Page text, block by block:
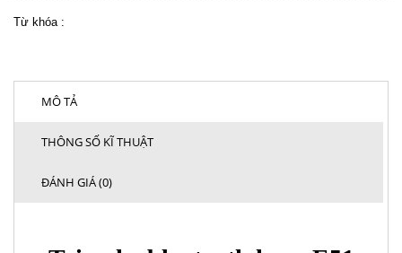
Từ khóa :
MÔ TẢ
THÔNG SỐ KĨ THUẬT
ĐÁNH GIÁ (0)